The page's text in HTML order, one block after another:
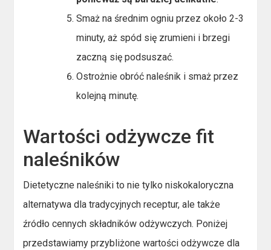
Smaż na średnim ogniu przez około 2-3
minuty, aż spód się zrumieni i brzegi
zaczną się podsuszać.
Ostrożnie obróć naleśnik i smaż przez
kolejną minutę.
Wartości odżywcze fit
naleśników
Dietetyczne naleśniki to nie tylko niskokaloryczna
alternatywa dla tradycyjnych receptur, ale także
źródło cennych składników odżywczych. Poniżej
przedstawiamy przybliżone wartości odżywcze dla